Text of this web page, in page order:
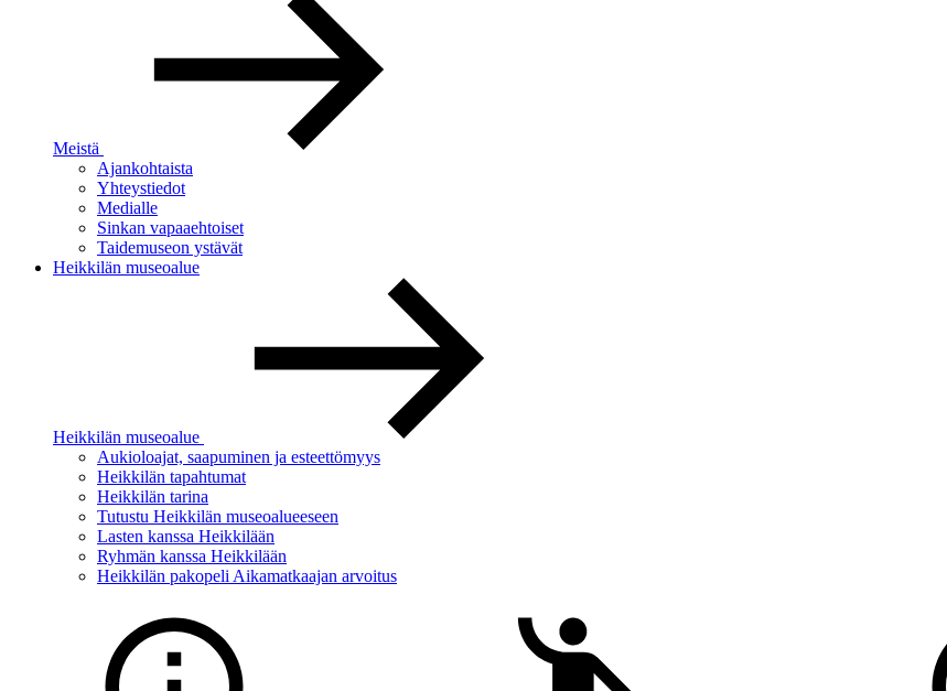
Meistä
Ajankohtaista
Yhteystiedot
Medialle
Sinkan vapaaehtoiset
Taidemuseon ystävät
Heikkilän museoalue
Heikkilän museoalue
Aukioloajat, saapuminen ja esteettömyys
Heikkilän tapahtumat
Heikkilän tarina
Tutustu Heikkilän museoalueeseen
Lasten kanssa Heikkilään
Ryhmän kanssa Heikkilään
Heikkilän pakopeli Aikamatkaajan arvoitus